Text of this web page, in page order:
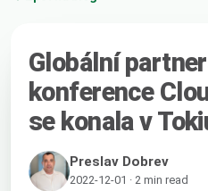
Globální
konference
se konala v
Preslav Dobrev
2022-12-01 · 2 min read